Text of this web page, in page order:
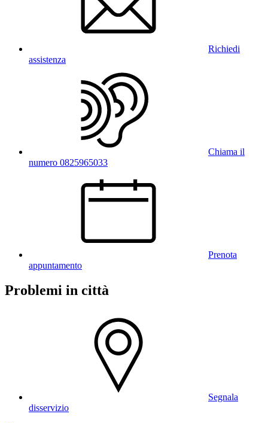
Richiedi
assistenza
Chiama il
numero 0825965033
Prenota
appuntamento
Problemi in città
Segnala
disservizio